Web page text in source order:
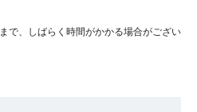
で、しばらく時間がかかる場合がござい